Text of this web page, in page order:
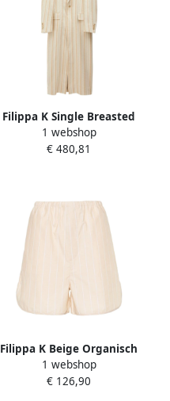
Filippa K Single Breasted
Suits Beige Dames
1 webshop
€ 480,81
Filippa K Beige Organisch
Katoenen Poplin Shorts
Beige Dames
1 webshop
€ 126,90